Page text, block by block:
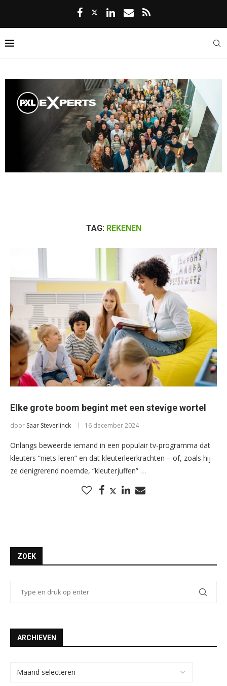
TAG: REKENEN
Elke grote boom begint met een stevige wortel
door Saar Steverlinck 16 december 2024
Onlangs beweerde iemand in een populair tv-programma dat
kleuters “niets leren” en dat kleuterleerkrachten – of, zoals hij
ze denigrerend noemde, “kleuterjuffen” …
ZOEK
ARCHIEVEN